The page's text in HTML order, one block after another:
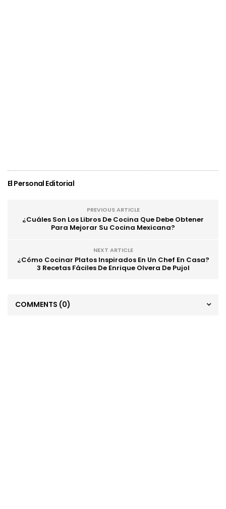
El Personal Editorial
PREVIOUS ARTICLE
¿Cuáles Son Los Libros De Cocina Que Debe Obtener
Para Mejorar Su Cocina Mexicana?
NEXT ARTICLE
¿Cómo Cocinar Platos Inspirados En Un Chef En Casa?
3 Recetas Fáciles De Enrique Olvera De Pujol
COMMENTS (0)